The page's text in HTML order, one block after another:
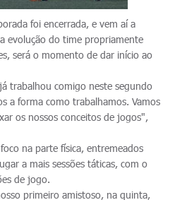
foi encerrada, e vem aí a
evolução do time propriamente
será o momento de dar início ao
trabalhou comigo neste segundo
a forma como trabalhamos. Vamos
os nossos conceitos de jogos",
na parte física, entremeados
a mais sessões táticas, com o
de jogo.
primeiro amistoso, na quinta,